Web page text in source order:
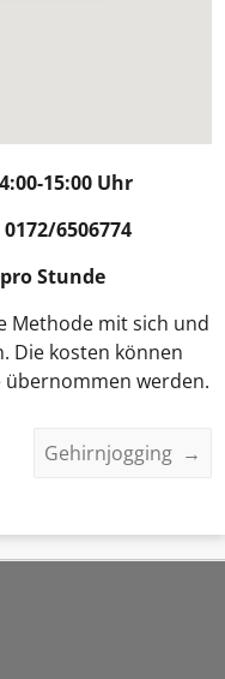
15:00 Uhr
0172/6506774
Stunde
Methode mit sich und
Die kosten können
übernommen werden.
Gehirnjogging →